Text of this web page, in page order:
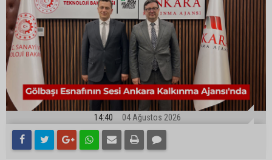
14:40 04 Ağustos 2026